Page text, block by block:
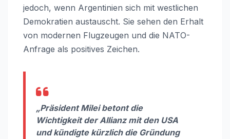
jedoch, wenn Argentinien sich mit westlichen
Demokratien austauscht. Sie sehen den Erhalt
von modernen Flugzeugen und die NATO-
Anfrage als positives Zeichen.
„Präsident Milei betont die
Wichtigkeit der Allianz mit den USA
und kündigte kürzlich die Gründung